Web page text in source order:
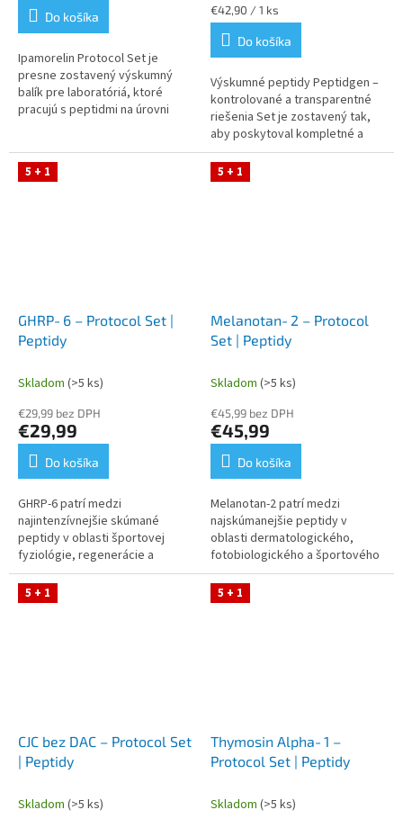
Do košíka
Ipamorelin Protocol Set je
presne zostavený výskumný
balík pre laboratóriá, ktoré
pracujú s peptidmi na úrovni
kúpiť...
Jednotková
cena:
€42,90 / 1 ks
Do košíka
Výskumné peptidy Peptidgen –
kontrolované a transparentné
riešenia Set je zostavený tak,
aby poskytoval kompletné a
stabilné riešenie pre prácu s
molekulou BPC‑157, vrátane...
5 + 1
GHRP‑6 – Protocol Set |
Peptidy
Skladom (>5 ks)
€29,99 bez DPH
€29,99
Do košíka
GHRP‑6 patrí medzi
najintenzívnejšie skúmané
peptidy v oblasti športovej
fyziológie, regenerácie a
hormonálnej adaptácie. Tento
Protocol Set obsahuje GHRP‑6,
bakteriostatickú...
5 + 1
Melanotan‑2 – Protocol
Set | Peptidy
Skladom (>5 ks)
€45,99 bez DPH
€45,99
Do košíka
Melanotan‑2 patrí medzi
najskúmanejšie peptidy v
oblasti dermatologického,
fotobiologického a športového
výskumu. Tento Protocol Set
obsahuje Melanotan‑2,
bakteriostatickú vodu...
5 + 1
CJC bez DAC – Protocol Set
| Peptidy
Skladom (>5 ks)
5 + 1
Thymosin Alpha‑1 –
Protocol Set | Peptidy
Skladom (>5 ks)